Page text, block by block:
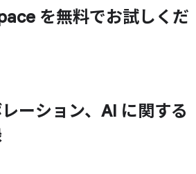
を無料でお試しくだ
ーション、 AI に 関する